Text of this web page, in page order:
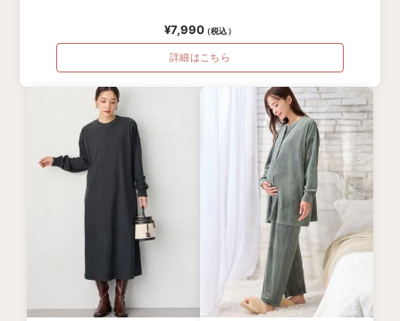
¥7,990
詳細はこちら